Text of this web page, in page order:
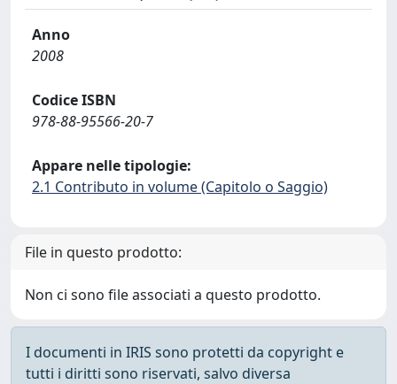
Anno
2008
Codice ISBN
978-88-95566-20-7
Appare nelle tipologie:
2.1 Contributo in volume (Capitolo o Saggio)
File in questo prodotto:
Non ci sono file associati a questo prodotto.
I documenti in IRIS sono protetti da copyright e
tutti i diritti sono riservati, salvo diversa